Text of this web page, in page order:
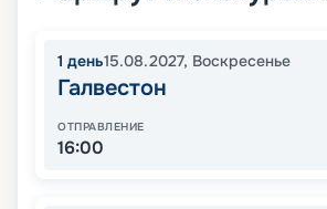
1 день15.08.2027, Воскресенье
Галвестон
ОТПРАВЛЕНИЕ
16:00